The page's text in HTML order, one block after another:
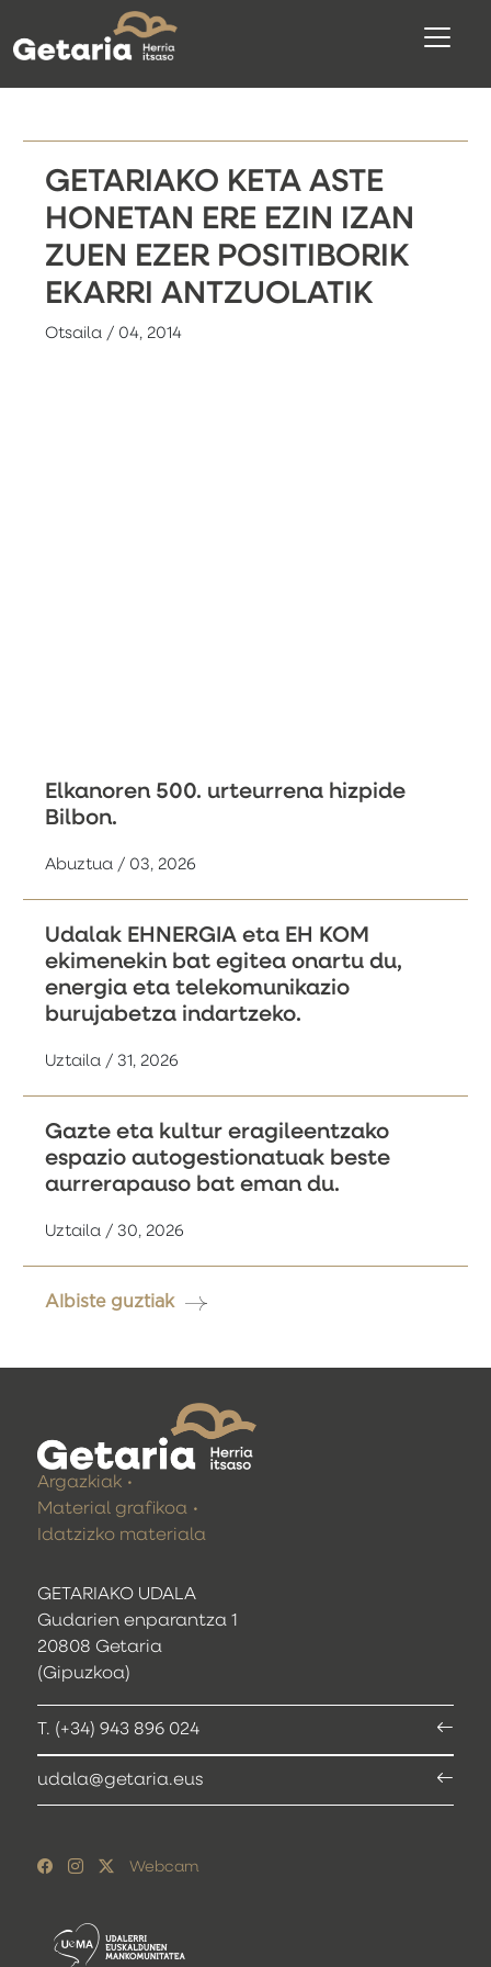
GETARIAKO KETA ASTE
HONETAN ERE EZIN IZAN
ZUEN EZER POSITIBORIK
EKARRI ANTZUOLATIK
Otsaila / 04, 2014
Elkanoren 500. urteurrena hizpide
Bilbon.
Abuztua / 03, 2026
Udalak EHNERGIA eta EH KOM
ekimenekin bat egitea onartu du,
energia eta telekomunikazio
burujabetza indartzeko.
Uztaila / 31, 2026
Gazte eta kultur eragileentzako
espazio autogestionatuak beste
aurrerapauso bat eman du.
Uztaila / 30, 2026
Albiste guztiak
GETARIAKO UDALA
Gudarien enparantza 1
20808 Getaria
(Gipuzkoa)
T. (+34) 943 896 024
udala@getaria.eus
Argazkiak
Material grafikoa
Idatzizko materiala
Webcam